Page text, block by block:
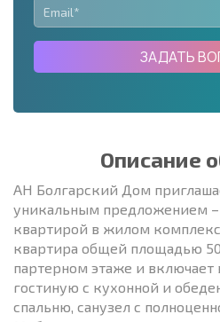
ЗАДАТЬ
Описание
АН Болгарский Дом
уникальным предложением
квартирой в жилом
квартира общей площадью
партерном этаже и включает
гостиную с кухонной и
спальню, санузел с